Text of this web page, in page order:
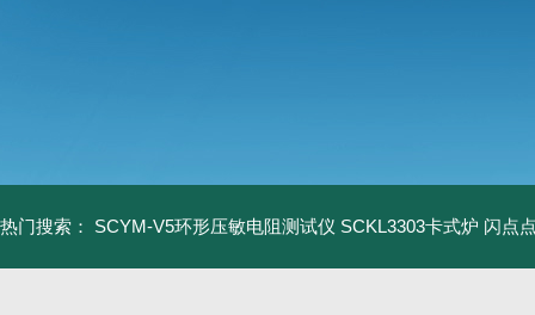
热门搜索： SCYM-V5环形压敏电阻测试仪 SCKL3303卡式炉 闪点